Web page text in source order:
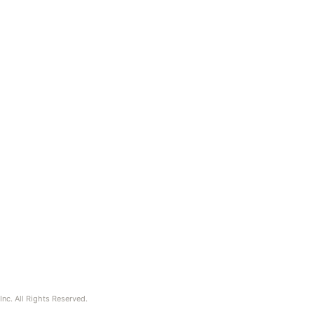
All Rights Reserved.